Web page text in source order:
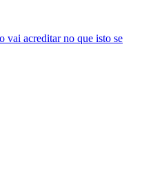
vai acreditar no que isto se